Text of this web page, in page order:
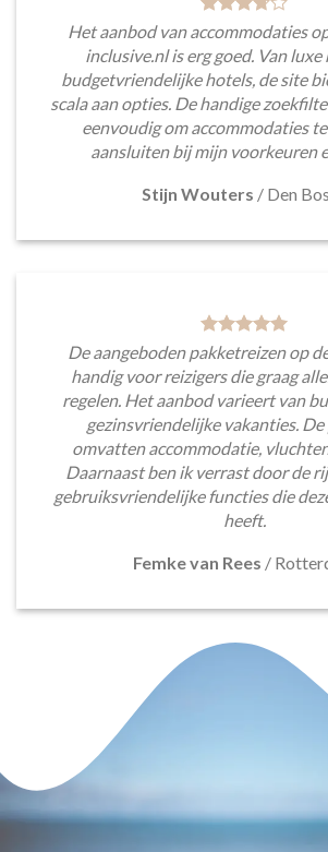
Het aanbod van accommodaties
inclusive.nl is erg goed. Van
budgetvriendelijke hotels, de site
scala aan opties. De handige
eenvoudig om accommodaties
aansluiten bij mijn voorkeuren
Stijn Wouters / Den
De aangeboden pakketreizen op
handig voor reizigers die graag
regelen. Het aanbod varieert van
gezinsvriendelijke vakanties.
omvatten accommodatie,
Daarnaast ben ik verrast door de
gebruiksvriendelijke functies die
heeft.
Femke van Rees /